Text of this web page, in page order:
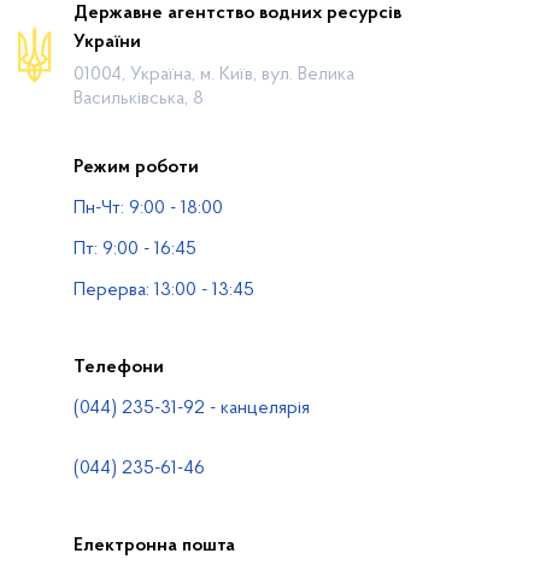
Діяльність
Громадянам
Публічна інформація
Водогосподарські організації
Державне агентство водних ресурсів
України
01004, Україна, м. Київ, вул. Велика
Васильківська, 8
Режим роботи
Пн-Чт: 9:00 - 18:00
Пт: 9:00 - 16:45
Перерва: 13:00 - 13:45
Телефони
(044) 235-31-92 - канцелярія
(044) 235-61-46
Електронна пошта